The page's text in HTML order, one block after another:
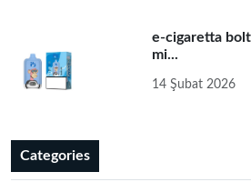
e-cigaretta
mi...
14 Şubat 2026
Categories